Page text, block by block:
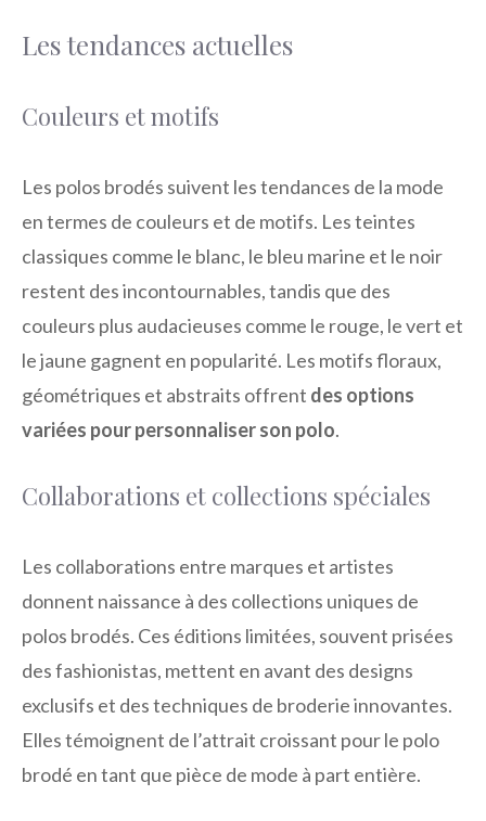
Les tendances actuelles
Couleurs et motifs
Les polos brodés suivent les tendances de la mode
en termes de couleurs et de motifs. Les teintes
classiques comme le blanc, le bleu marine et le noir
restent des incontournables, tandis que des
couleurs plus audacieuses comme le rouge, le vert et
le jaune gagnent en popularité. Les motifs floraux,
géométriques et abstraits offrent des options
variées pour personnaliser son polo.
Collaborations et collections spéciales
Les collaborations entre marques et artistes
donnent naissance à des collections uniques de
polos brodés. Ces éditions limitées, souvent prisées
des fashionistas, mettent en avant des designs
exclusifs et des techniques de broderie innovantes.
Elles témoignent de l’attrait croissant pour le polo
brodé en tant que pièce de mode à part entière.